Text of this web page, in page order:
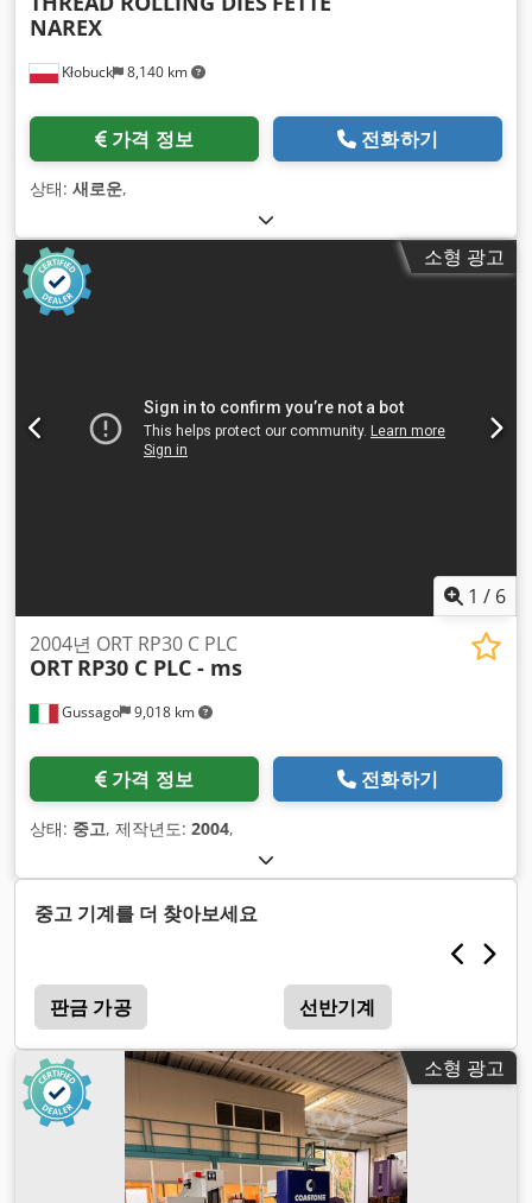
Kłobuck 8,140 km
NAREX
가격 정보 전화하기
상태: 새로운,
소형 광고
1 / 6
Gussago 9,018 km
2004년 ORT RP30 C PLC
ORT RP30 C PLC - ms
가격 정보 전화하기
상태: 중고, 제작년도: 2004,
중고 기계를 더 찾아보세요
판금 가공 선반기계
소형 광고